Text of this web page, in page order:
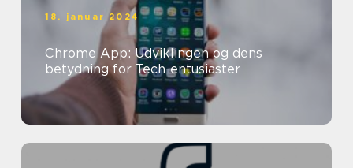
18. januar 2024
Chrome App: Udviklingen og dens
betydning for Tech-entusiaster